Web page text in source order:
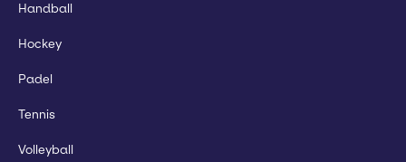
Handball
Hockey
Padel
Tennis
Volleyball